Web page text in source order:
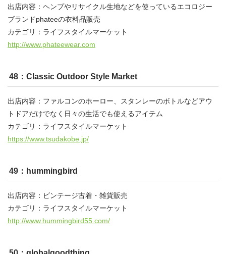
出店内容：ヘンプやリサイクル生地などを使っているエコロジー
ブランドphateeの衣料品販売
カテゴリ：ライフスタイルマーケット
http://www.phateewear.com
48：Classic Outdoor Style Market
出店内容：ファルコンのホーロー、スタンレーのボトルなどアウ
トドアだけでなく日々の生活でも使えるアイテム
カテゴリ：ライフスタイルマーケット
https://www.tsudakobe.jp/
49：hummingbird
出店内容：ビンテージ古着・雑貨販売
カテゴリ：ライフスタイルマーケット
http://www.hummingbird55.com/